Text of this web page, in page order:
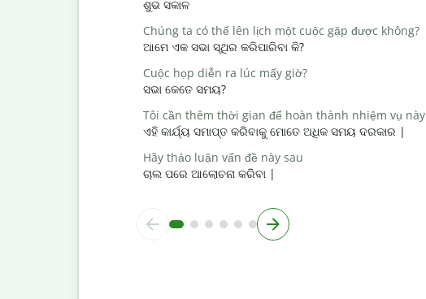
ଶୁଭ ସକାଳ
Chúng ta có thể lên lịch một cuộc gặp được không?
ଆମେ ଏକ ସଭା ସ୍ଥିର କରିପାରିବା କି?
Cuộc họp diễn ra lúc mấy giờ?
ସଭା କେତେ ସମୟ?
Tôi cần thêm thời gian để hoàn thành nhiệm vụ này
ଏହି କାର୍ଯ୍ୟ ସମାପ୍ତ କରିବାକୁ ମୋତେ ଅଧିକ ସମୟ ଦରକାର |
Hãy thảo luận vấn đề này sau
ଚାଲ ପରେ ଆଲୋଚନା କରିବା |